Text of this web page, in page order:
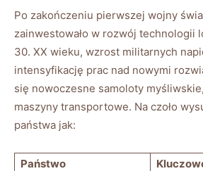
Po zakończeniu pierwszej wojny
zainwestowało w rozwój technologii
30. XX wieku, wzrost militarnych
intensyfikację prac nad nowymi
się nowoczesne samoloty
maszyny transportowe. Na czoło
państwa jak:
Państwo